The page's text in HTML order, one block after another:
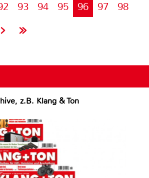
93 94 95 96 97
98
z.B. Klang & Ton